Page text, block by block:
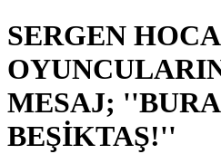
SERGEN
MESAJ;
BEŞİKTAŞ!''